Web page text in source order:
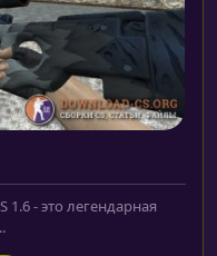
1.6 - это легендарная